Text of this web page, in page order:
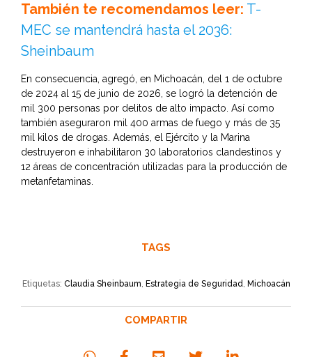
También te recomendamos leer: T-
MEC se mantendrá hasta el 2036:
Sheinbaum
En consecuencia, agregó, en Michoacán, del 1 de octubre
de 2024 al 15 de junio de 2026, se logró la detención de
mil 300 personas por delitos de alto impacto. Así como
también aseguraron mil 400 armas de fuego y más de 35
mil kilos de drogas. Además, el Ejército y la Marina
destruyeron e inhabilitaron 30 laboratorios clandestinos y
12 áreas de concentración utilizadas para la producción de
metanfetaminas.
TAGS
Etiquetas: Claudia Sheinbaum, Estrategia de Seguridad, Michoacán
COMPARTIR